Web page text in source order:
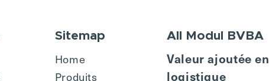
Sitemap
Home
Produits
All Modul BVBA
Valeur ajoutée en
logistique